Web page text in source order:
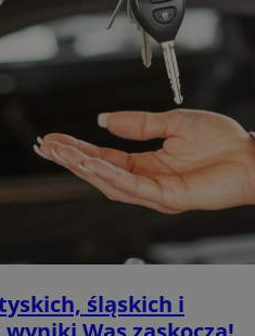
śląskich i